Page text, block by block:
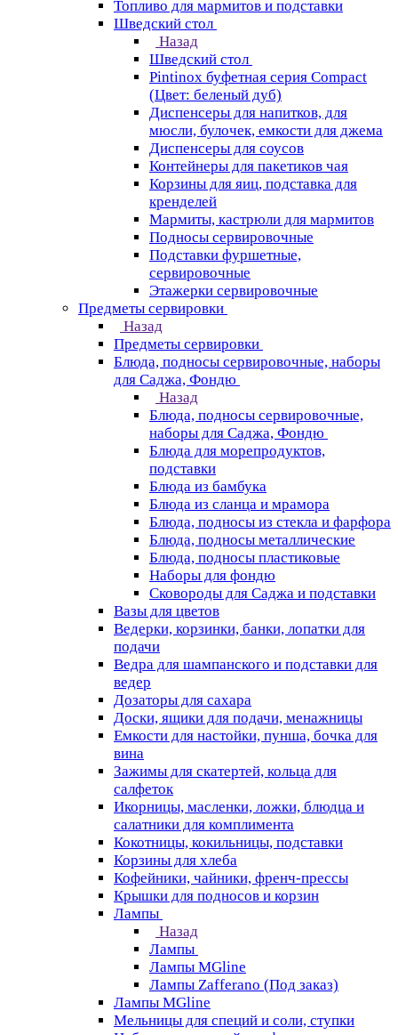
Топливо для мармитов и подставки
Шведский стол
Назад
Шведский стол
Pintinox буфетная серия Compact
(Цвет: беленый дуб)
Диспенсеры для напитков, для
мюсли, булочек, емкости для джема
Диспенсеры для соусов
Контейнеры для пакетиков чая
Корзины для яиц, подставка для
кренделей
Мармиты, кастрюли для мармитов
Подносы сервировочные
Подставки фуршетные,
сервировочные
Этажерки сервировочные
Предметы сервировки
Назад
Предметы сервировки
Блюда, подносы сервировочные, наборы
для Саджа, Фондю
Назад
Блюда, подносы сервировочные,
наборы для Саджа, Фондю
Блюда для морепродуктов,
подставки
Блюда из бамбука
Блюда из сланца и мрамора
Блюда, подносы из стекла и фарфора
Блюда, подносы металлические
Блюда, подносы пластиковые
Наборы для фондю
Сковороды для Саджа и подставки
Вазы для цветов
Ведерки, корзинки, банки, лопатки для
подачи
Ведра для шампанского и подставки для
ведер
Дозаторы для сахара
Доски, ящики для подачи, менажницы
Емкости для настойки, пунша, бочка для
вина
Зажимы для скатертей, кольца для
салфеток
Икорницы, масленки, ложки, блюдца и
салатники для комплимента
Кокотницы, кокильницы, подставки
Корзины для хлеба
Кофейники, чайники, френч-прессы
Крышки для подносов и корзин
Лампы
Назад
Лампы
Лампы MGline
Лампы Zafferano (Под заказ)
Лампы MGline
Мельницы для специй и соли, ступки